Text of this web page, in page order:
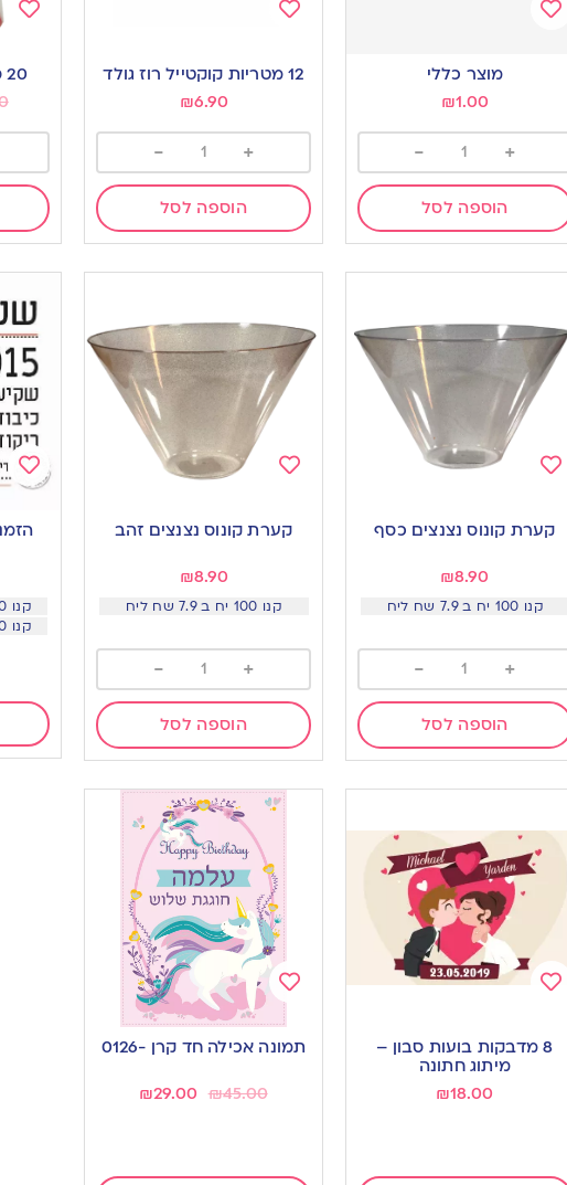
מוצר כללי
₪1.00
+
-
הוספה לסל
to
wishlist
12 מטריות קוקטייל רוז גולד
₪6.90
+
-
הוספה לסל
20 סוכריות צ’ופה צופס
wishlist
קערת קונוס נצנצים כסף
₪8.90
קנו 100 יח ב 7.9 שח ליח
+
-
הוספה לסל
wishlist
קערת קונוס נצנצים זהב
₪8.90
קנו 100 יח ב 7.9 שח ליח
+
-
הוספה לסל
Add
קנו 300 יח ומעלה ב 0.9 שח
קנו 450 יח ומעלה ב 0.8 שח
wishlist
8 מדבקות בועות סבון –
מיתוג חתונה
₪18.00
Add
to
wishlist
תמונה אכילה חד קרן -0126
₪45.00
₪29.00